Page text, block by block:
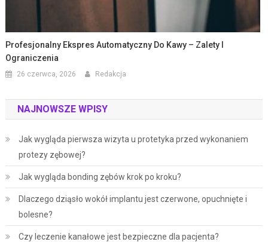
Profesjonalny Ekspres Automatyczny Do Kawy – Zalety I
Ograniczenia
26 czerwca, 2026 Redakcja
NAJNOWSZE WPISY
Jak wygląda pierwsza wizyta u protetyka przed wykonaniem
protezy zębowej?
Jak wygląda bonding zębów krok po kroku?
Dlaczego dziąsło wokół implantu jest czerwone, opuchnięte i
bolesne?
Czy leczenie kanałowe jest bezpieczne dla pacjenta?